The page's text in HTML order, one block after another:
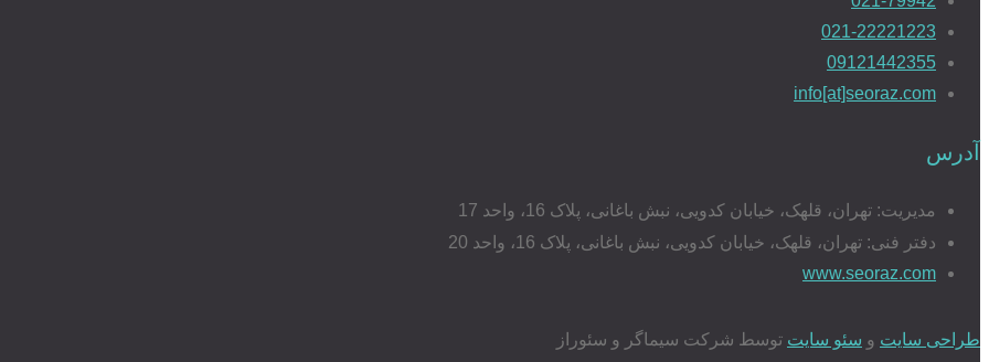
021-22221223
09121442355
info[at]seoraz.com
آدرس
مدیریت: تهران، قلهک، خیابان کدویی، نبش باغانی، پلاک 16، واحد 17
دفتر فنی: تهران، قلهک، خیابان کدویی، نبش باغانی، پلاک 16، واحد 20
www.seoraz.com
طراحی سایت و سئو سایت توسط شرکت سیماگر و سئوراز